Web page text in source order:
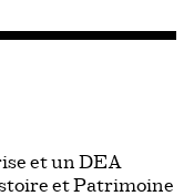
et un DEA
et Patrimoine